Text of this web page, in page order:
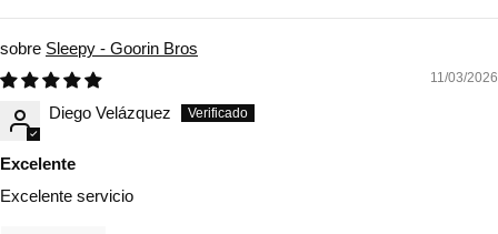
Sleepy - Goorin Bros
11/03/2026
Diego Velázquez
Excelente
Excelente servicio